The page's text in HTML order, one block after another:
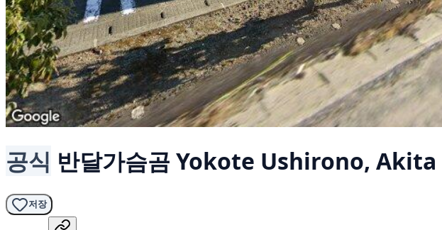
공식 반달가슴곰 Yokote Ushirono, Akita
저장